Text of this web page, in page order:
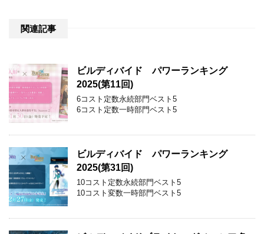
関連記事
ビルディバイド パワーランキング
2025(第11回)
6コスト定数永続部門ベスト5
6コスト定数一時部門ベスト5
ビルディバイド パワーランキング
2025(第31回)
10コスト定数永続部門ベスト5
10コスト変数一時部門ベスト5